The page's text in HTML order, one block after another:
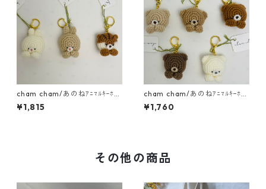
cham cham/あのねｱﾆﾏﾙｷｰﾎﾙ
ﾀﾞｰ（うさぎ・りす）
¥1,815
cham cham/あのねｱﾆﾏﾙｷｰﾎﾙ
ﾀﾞｰ（くま）
¥1,760
その他の商品